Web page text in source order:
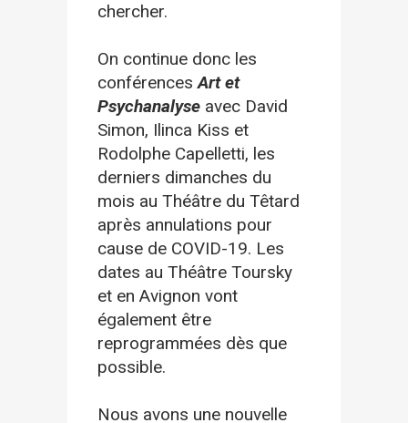
chercher.
On continue donc les
conférencesArt et
Psychanalyse avec David
Simon, Ilinca Kiss et
Rodolphe Capelletti, les
derniers dimanches du
mois au Théâtre du Têtard
après annulations pour
cause de COVID-19. Les
dates au Théâtre Toursky
et en Avignon vont
également être
reprogrammées dès que
possible.
Nous avons une nouvelle